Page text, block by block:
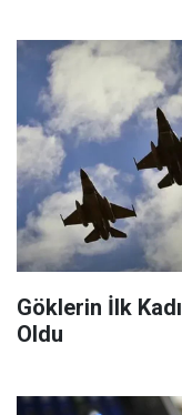
Göklerin İlk
Oldu